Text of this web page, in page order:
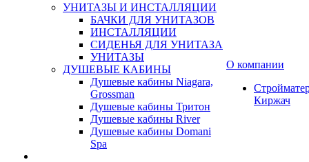
УНИТАЗЫ И ИНСТАЛЛЯЦИИ
БАЧКИ ДЛЯ УНИТАЗОВ
ИНСТАЛЛЯЦИИ
СИДЕНЬЯ ДЛЯ УНИТАЗА
УНИТАЗЫ
ДУШЕВЫЕ КАБИНЫ
Душевые кабины Niagara,
Grossman
Душевые кабины Тритон
Душевые кабины River
Душевые кабины Domani
Spa
О компании
Киржач